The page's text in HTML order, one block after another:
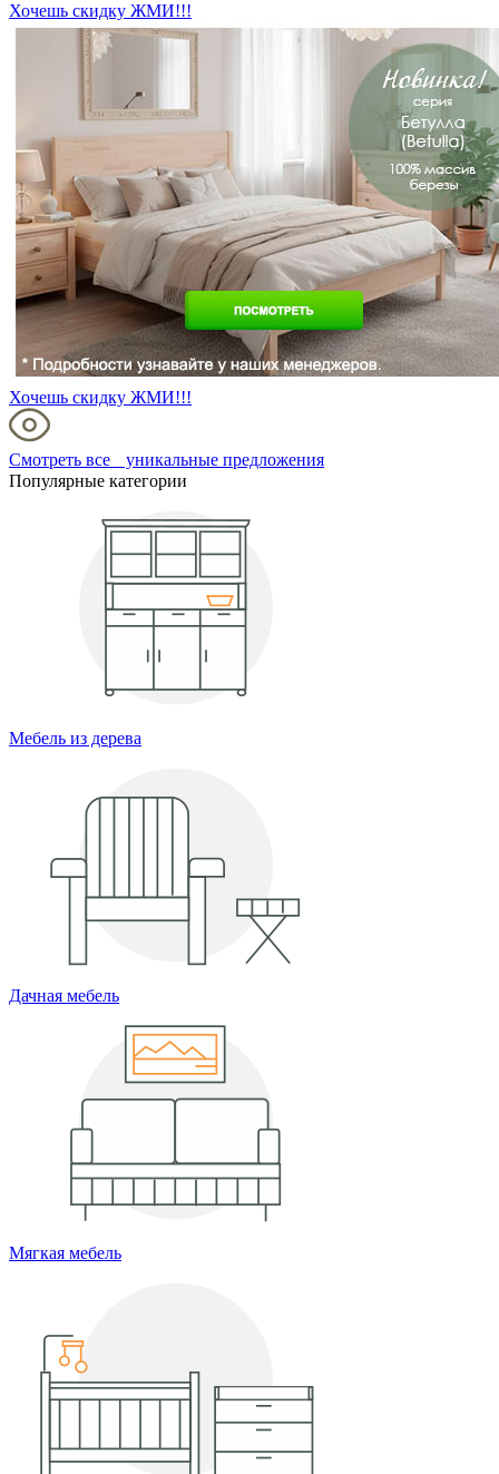
Хочешь скидку ЖМИ!!!
Хочешь скидку ЖМИ!!!
Смотреть все уникальные предложения
Популярные категории
Мебель из дерева
Дачная мебель
Мягкая мебель